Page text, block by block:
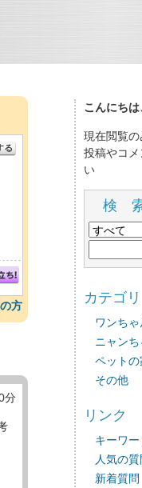
方
分
こんにち
現在閲覧の
投稿やコ
い
検
カテゴリ
ワンち
ニャン
ペット
その他
リンク
キーワ
人気の質
新着質問